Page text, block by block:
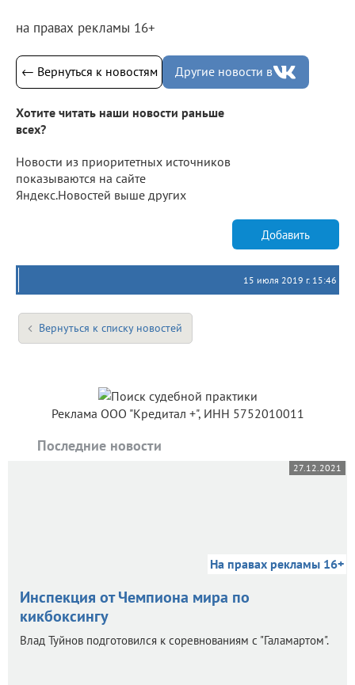
на правах рекламы 16+
← Вернуться к новостям Другие новости в
Хотите читать наши новости раньше
всех?
Новости из приоритетных источников
показываются на сайте
Яндекс.Новостей выше других
Добавить
15 июля 2019 г. 15:46
Вернуться к списку новостей
Реклама ООО "Кредитал +", ИНН 5752010011
Последние новости
27.12.2021
На правах рекламы 16+
Инспекция от Чемпиона мира по
кикбоксингу
Влад Туйнов подготовился к соревнованиям с "Галамартом".